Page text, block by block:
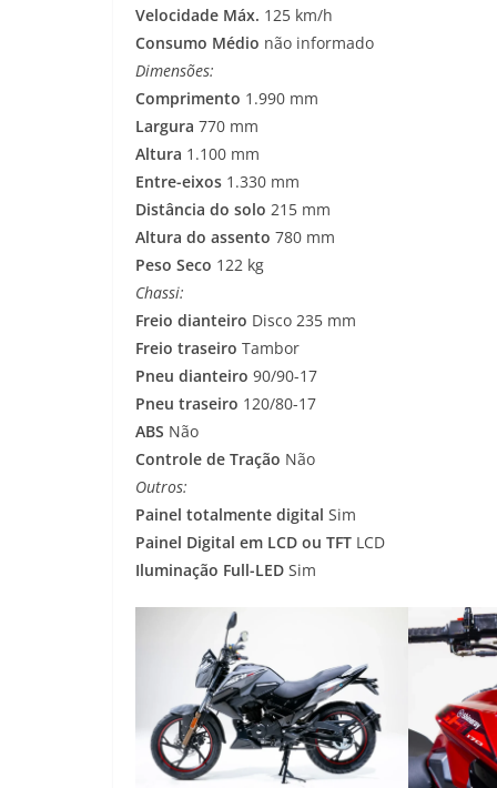
Velocidade Máx. 125 km/h
Consumo Médio não informado
Dimensões:
Comprimento 1.990 mm
Largura 770 mm
Altura 1.100 mm
Entre-eixos 1.330 mm
Distância do solo 215 mm
Altura do assento 780 mm
Peso Seco 122 kg
Chassi:
Freio dianteiro Disco 235 mm
Freio traseiro Tambor
Pneu dianteiro 90/90-17
Pneu traseiro 120/80-17
ABS Não
Controle de Tração Não
Outros:
Painel totalmente digital Sim
Painel Digital em LCD ou TFT LCD
Iluminação Full-LED Sim